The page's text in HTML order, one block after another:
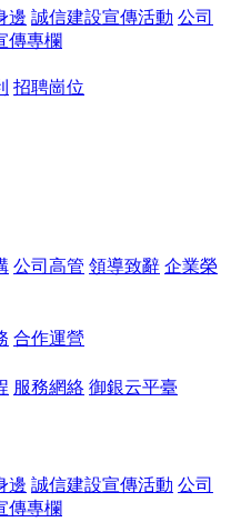
邊 誠信建設宣傳活動 公司
傳專欄
招聘崗位
公司高管 領導致辭 企業榮
合作運營
服務網絡 御銀云平臺
邊 誠信建設宣傳活動 公司
傳專欄